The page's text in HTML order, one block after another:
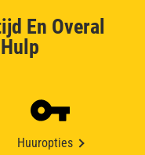
En Overal
Huuropties